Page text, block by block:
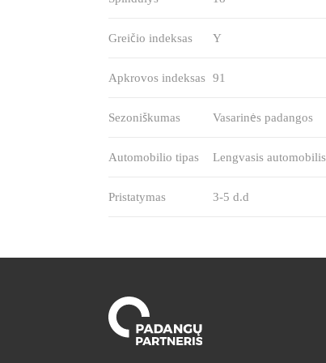
Greičio indeksas Y
Apkrovos indeksas 91
Sezoniškumas Vasarinės padangos
Automobilio tipas Lengvasis automobilis
Pristatymas 3-5 d.d